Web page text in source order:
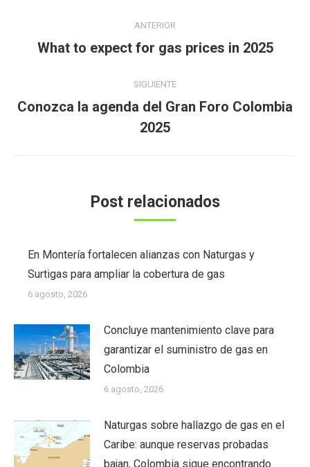
entre
publicaciones
ANTERIOR
Publicación
What to expect for gas prices in 2025
SIGUIENTE
Publicación
siguiente:
Conozca la agenda del Gran Foro Colombia
2025
Post relacionados
En Montería fortalecen alianzas con Naturgas y
Surtigas para ampliar la cobertura de gas
6 agosto, 2026
Concluye mantenimiento clave para
garantizar el suministro de gas en
Colombia
6 agosto, 2026
Naturgas sobre hallazgo de gas en el
Caribe: aunque reservas probadas
bajan, Colombia sigue encontrando